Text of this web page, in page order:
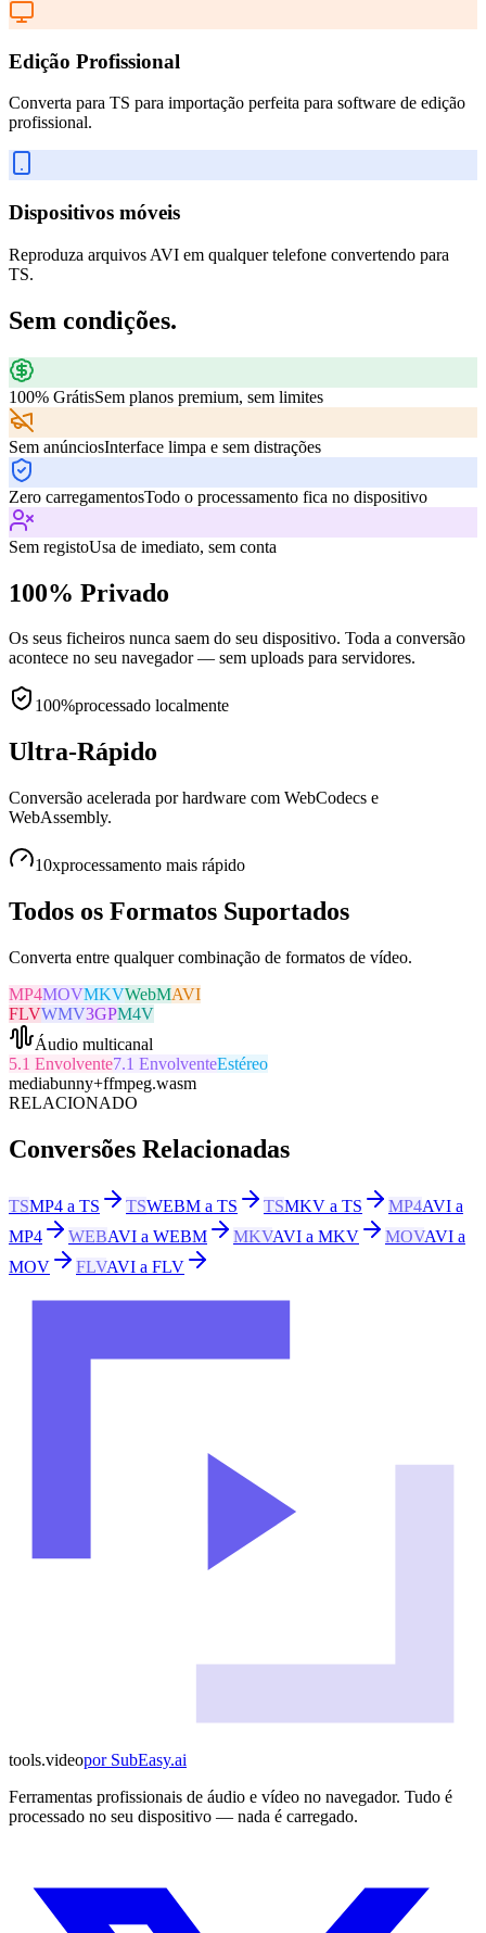
Edição Profissional
Converta para TS para importação perfeita para software de edição
profissional.
Dispositivos móveis
Reproduza arquivos AVI em qualquer telefone convertendo para
TS.
Sem condições.
100% GrátisSem planos premium, sem limites
Sem anúnciosInterface limpa e sem distrações
Zero carregamentosTodo o processamento fica no dispositivo
Sem registoUsa de imediato, sem conta
100% Privado
Os seus ficheiros nunca saem do seu dispositivo. Toda a conversão
acontece no seu navegador — sem uploads para servidores.
100%processado localmente
Ultra-Rápido
Conversão acelerada por hardware com WebCodecs e
WebAssembly.
10xprocessamento mais rápido
Todos os Formatos Suportados
Converta entre qualquer combinação de formatos de vídeo.
MP4MOVMKVWebMAVI
FLVWMV3GPM4V
Áudio multicanal
5.1 Envolvente7.1 EnvolventeEstéreo
mediabunny+ffmpeg.wasm
RELACIONADO
Conversões Relacionadas
TSMP4 a TS TSWEBM a TS TSMKV a TS MP4AVI a
MP4
WEBAVI a WEBM MKVAVI a MKV MOVAVI a
MOV
FLVAVI a FLV
tools.videoporSubEasy.ai
Ferramentas profissionais de áudio e vídeo no navegador. Tudo é
processado no seu dispositivo — nada é carregado.